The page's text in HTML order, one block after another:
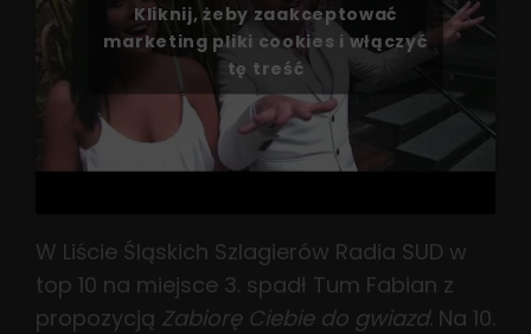
Kliknij, żeby zaakceptować
marketing pliki cookies i włączyć
tę treść
W Liście Śląskich Szlagierów Radia SUD w
top 10 na miejsce 3. spadł Tum Fabian z
propozycją Zabiorę Ciebie do gwiazd. Na 10.